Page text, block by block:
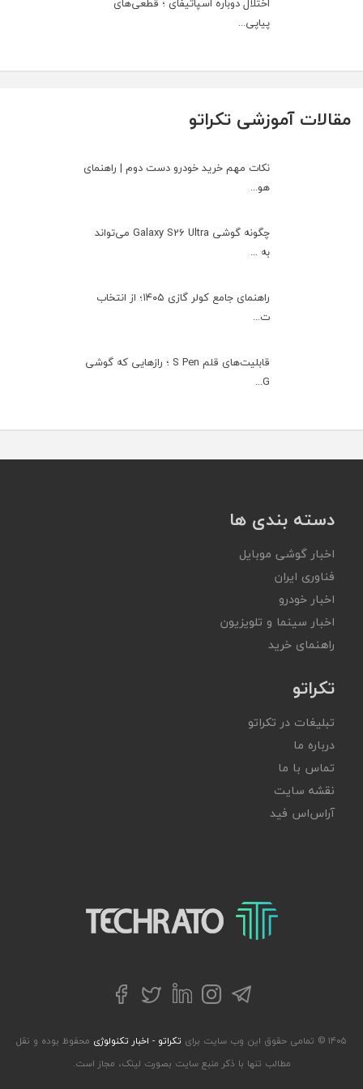
پیاپی...
مقالات آموزشی تکراتو
نکات مهم خرید خودرو دست دوم | راهنمای
هو...
چگونه گوشی Galaxy S26 Ultra می‌تواند
به ...
راهنمای جامع کولر گازی ۱۴۰۵؛ از انتخاب
ت...
قابلیت‌های قلم S Pen ؛ رازهایی که گوشی
G...
دسته بندی ها
اخبار گوشی موبایل
فناوری ایران
اخبار خودرو
اخبار سینما و تلویزیون
راهنمای خرید
تکراتو
تبلیغات در تکراتو
درباره ما
تماس با ما
نقشه سایت
آر‌اس‌اس فید
تکراتو – زندگی با تکنولوژی
تلگراماینستاگرام
لینکداینتوییترفیسبوک
۱۴۰۵ © تمامی حقوق این وب سایت برای تکراتو - اخبار تکنولوژی محفوظ بوده و نقل
مطالب تنها با ذکر منبع سایت بصورت لینک، مجاز است.